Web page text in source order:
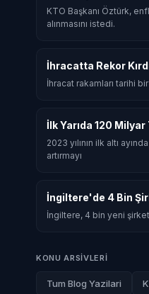
KTO Başkanı Öztürk,
alınmasını istedi.
İhracatta Rekor
İhracat rakamları tarihi
İlk Yarıda 120
2023 yılının ilk altı
artırmayı
İngiltere'de 4 Bin
İngiltere, 4 bin yeni
KONU ARSIVLERI
Tum Blog Yazilari